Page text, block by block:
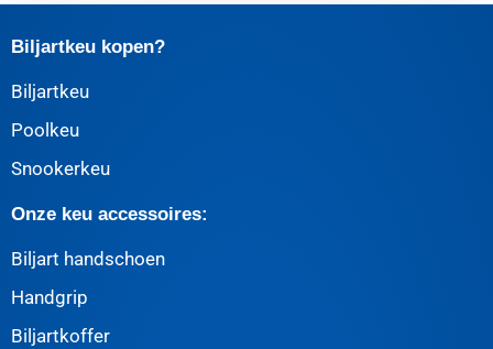
Biljartkeu kopen?
Biljartkeu
Poolkeu
Snookerkeu
Onze keu accessoires:
Biljart handschoen
Handgrip
Biljartkoffer